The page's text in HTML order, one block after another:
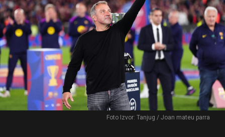
Foto Izvor: Tanjug / Joan mateu parra